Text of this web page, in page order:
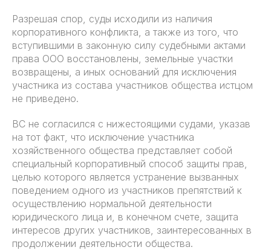
Разрешая спор, суды исходили из наличия
корпоративного конфликта, а также из того, что
вступившими в законную силу судебными актами
права ООО восстановлены, земельные участки
возвращены, а иных оснований для исключения
участника из состава участников общества истцом
не приведено.
ВС не согласился с нижестоящими судами, указав
на тот факт, что исключение участника
хозяйственного общества представляет собой
специальный корпоративный способ защиты прав,
целью которого является устранение вызванных
поведением одного из участников препятствий к
осуществлению нормальной деятельности
юридического лица и, в конечном счете, защита
интересов других участников, заинтересованных в
продолжении деятельности общества.